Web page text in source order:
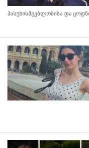
პასუხისმგებლობისა და